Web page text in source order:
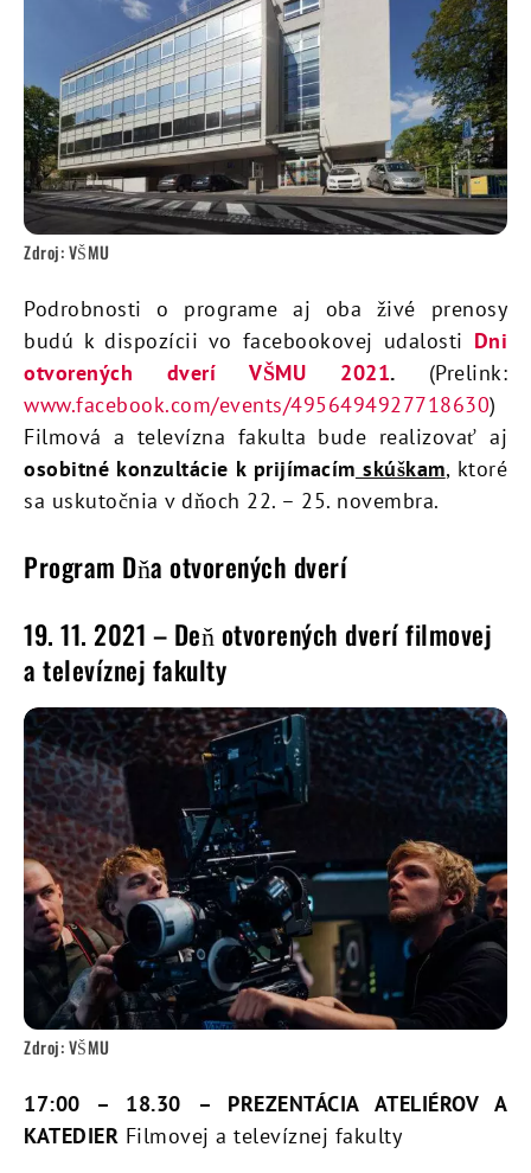
Zdroj: VŠMU
Podrobnosti o programe aj oba živé prenosy
budú k dispozícii vo facebookovej udalosti Dni
otvorených dverí VŠMU 2021. (Prelink:
www.facebook.com/events/4956494927718630)
Filmová a televízna fakulta bude realizovať aj
osobitné konzultácie k prijímacím skúškam, ktoré
sa uskutočnia v dňoch 22. – 25. novembra.
Program Dňa otvorených dverí
19. 11. 2021 – Deň otvorených dverí filmovej
a televíznej fakulty
Zdroj: VŠMU
17:00 – 18.30
– PREZENTÁCIA ATELIÉROV A
KATEDIER Filmovej a televíznej fakulty